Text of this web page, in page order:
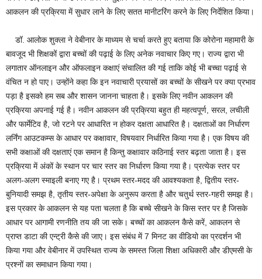
आकलन की प्रक्रिया में सुधार लाने के लिए सतत मानीटरिंग करने के लिए निर्देशित किया।
डॉ. आलोक शुक्ला ने वेबीनार के माध्यम से चर्चा करते हुए बताया कि कोरोना महामारी के
बावजूद भी शिक्षकों द्वारा बच्चों की पढ़ाई के लिए अनेक नवाचार किए गए। राज्य द्वारा भी
लगातार ऑनलाइन और ऑफलाइन कक्षाएं संचालित की गई ताकि कोई भी बच्चा पढ़ाई से
वंचित न हो पाए। उन्होंने कहा कि इन नवाचारी प्रयासों का बच्चों के सीखने पर क्या प्रभाव
पड़ा है इसको हम सब और शासन जानना चाहता है। इसके लिए नवीन आकलन की
प्रक्रिया अपनाई गई है। नवीन आकलन की प्रक्रिया बहुत ही महत्वपूर्ण, सरल, लचीली
और फार्मेटिव है, जो रटने पर आधारित न होकर दक्षता आधारित है। दक्षताओं का निर्धारण
लर्निंग आउटकम्स के आधार पर कक्षावार, विषयवार निर्धारित किया गया है। एक विषय की
सभी कक्षाओं की दक्षताएं एक समान है किन्तु कक्षावार कठिनाई स्तर बढ़ता जाता है। इस
प्रक्रिया में अंकों के स्थान पर चार स्तर का निर्धारण किया गया है। प्रत्येक स्तर पर
अलग-अलग स्माइली बनाए गए है। प्रथम स्तर-मदद की आवश्यकता है, द्वितीय स्तर-
बुनियादी समझ है, तृतीय स्तर-अपेक्षा के अनुरूप करता है और चतुर्थ स्तर-गहरी समझ है।
इस प्रकार के आकलन से यह पता चलता है कि बच्चे सीखने के किस स्तर पर है जिसके
आधार पर आगामी रणनीति तय की जा सके। बच्चों का आकलन कैसे करें, आकलन से
प्राप्त डाटा की एन्ट्री कैसे की जाए। इस संबंध में 7 मिनट का वीडियो का प्रदर्शन भी
किया गया और वेबीनार में उपस्थित राज्य के समस्त जिला शिक्षा अधिकारी और डीएमसी के
प्रश्नों का समाधान किया गया।